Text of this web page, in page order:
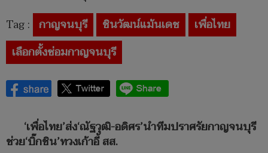
Tag : กาญจนบุรี ชินวัฒน์แม้นเดช
เพื่อไทย
เลือกตั้งซ่อมกาญจนบุรี
‘เพื่อไทย’ส่ง‘ณัฐวุฒิ-อดิศร’นำทีมปราศรัยกาญจนบุรี
ช่วย‘บิ๊กชิน’ทวงเก้าอี้ สส.